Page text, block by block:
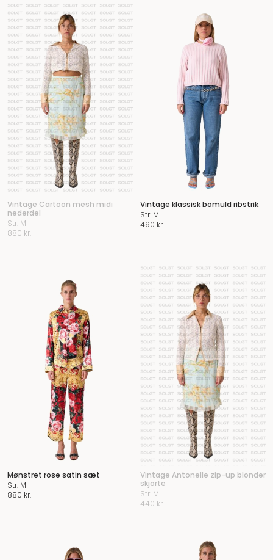
Vintage Cartoon mesh midi
nederdel
Str. M
880 kr.
Vintage klassisk bomuld ribstrik
Str. M
490 kr.
Mønstret rose satin sæt
Str. M
880 kr.
Vintage Antonelle zip-up blonder
skjorte
Str. M
440 kr.